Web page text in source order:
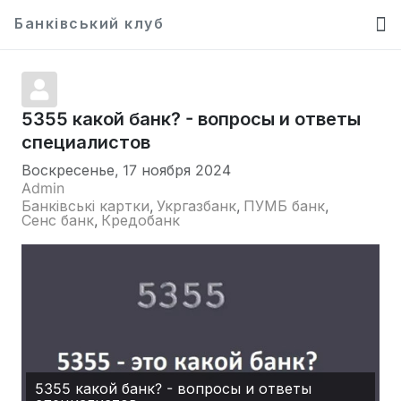
Банківський клуб
5355 какой банк? - вопросы и ответы
специалистов
Воскресенье, 17 ноября 2024
Admin
Банківські картки Укргазбанк ПУМБ банк
Сенс банк Кредобанк
5355 какой банк? - вопросы и ответы